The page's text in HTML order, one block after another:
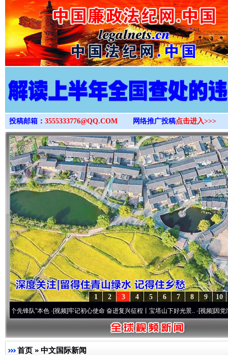
>
投稿邮箱： 3555333776@QQ.COM 网络推广投稿点击进入>>>
10
9
8
7
6
5
4
3
2
1
队”本色·[视频]牢记初心使命 奋进复兴征程丨宝塔山下好光景..·[视频]因党而生 为
首页 » 中文国际新闻